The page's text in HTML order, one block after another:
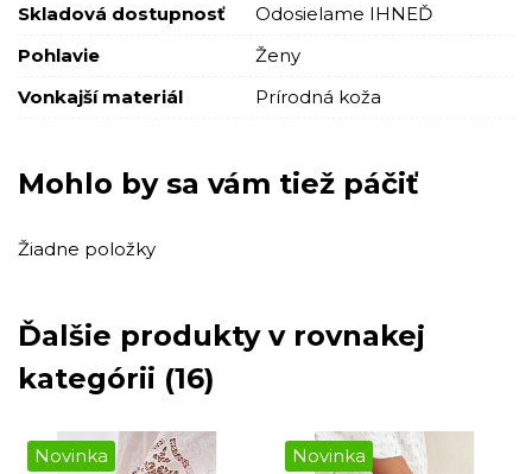
Skladová dostupnosť
Odosielame IHNEĎ
Pohlavie
Ženy
Vonkajší materiál
Prírodná koža
Mohlo by sa vám tiež páčiť
Žiadne položky
Ďalšie produkty v rovnakej
kategórii (16)
Novinka Novinka